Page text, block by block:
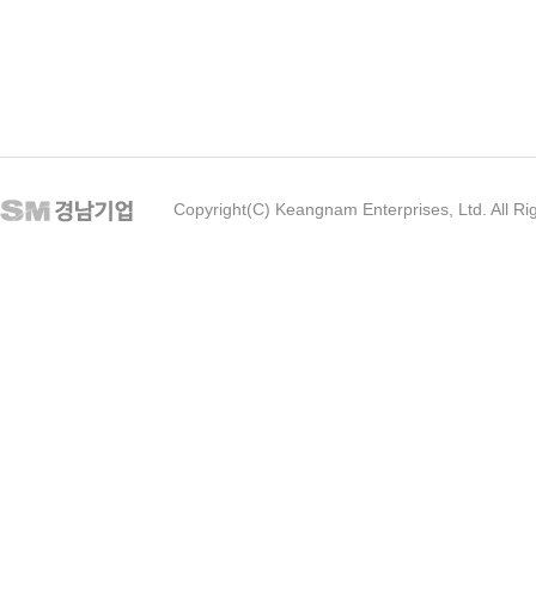
Copyright(C) Keangnam Enterprises, Ltd. All